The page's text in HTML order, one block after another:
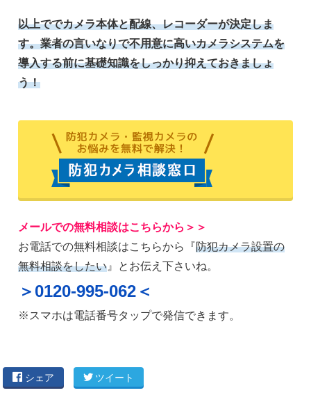
以上ででカメラ本体と配線、レコーダーが決定しま
す。業者の言いなりで不用意に高いカメラシステムを
導入する前に基礎知識をしっかり抑えておきましょ
う！
メールでの無料相談はこちらから＞＞
お電話での無料相談はこちらから『防犯カメラ設置の
無料相談をしたい 』とお伝え下さいね。
＞0120-995-062＜
※スマホは電話番号タップで発信できます。
シェア ツイート